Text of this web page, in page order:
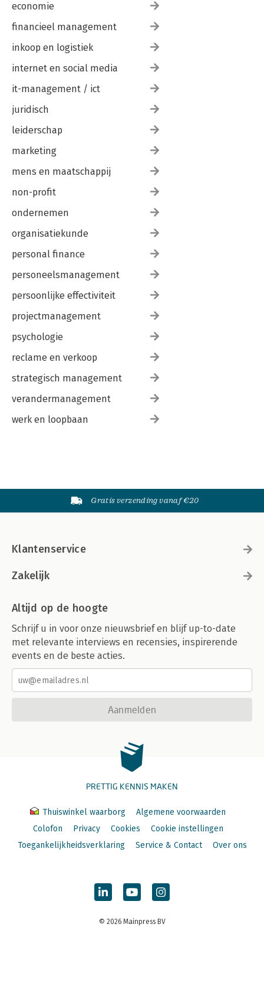
economie
financieel management
inkoop en logistiek
internet en social media
it-management / ict
juridisch
leiderschap
marketing
mens en maatschappij
non-profit
ondernemen
organisatiekunde
personal finance
personeelsmanagement
persoonlijke effectiviteit
projectmanagement
psychologie
reclame en verkoop
strategisch management
verandermanagement
werk en loopbaan
Gratis verzending vanaf €20
Klantenservice
Zakelijk
Altijd op de hoogte
Schrijf u in voor onze nieuwsbrief en blijf up-to-date
met relevante interviews en recensies, inspirerende
events en de beste acties.
Aanmelden
PRETTIG KENNIS MAKEN
Thuiswinkel waarborg
Algemene voorwaarden
Colofon
Privacy Cookies
Cookie instellingen
Toegankelijkheidsverklaring
Service & Contact Over ons
© 2026 Mainpress BV